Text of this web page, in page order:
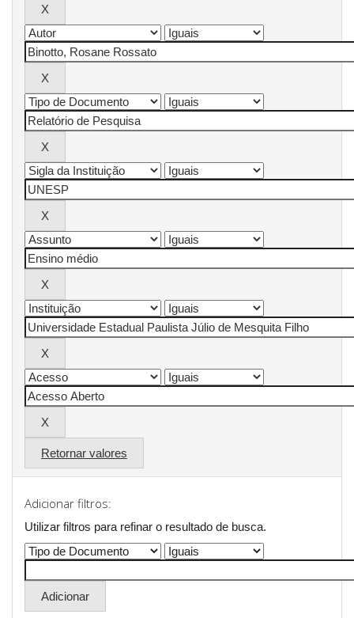
Retornar valores
Adicionar filtros:
Utilizar filtros para refinar o resultado de busca.